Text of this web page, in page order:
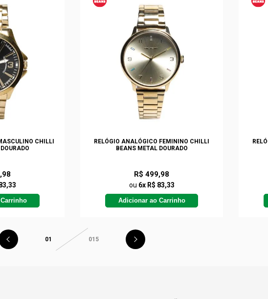
CHILLI
RELÓGIO ANALÓGICO FEMININO CHILLI
BEANS METAL DOURADO
R$ 499,98
ou 6x R$ 83,33
Adicionar ao Carrinho
01 015